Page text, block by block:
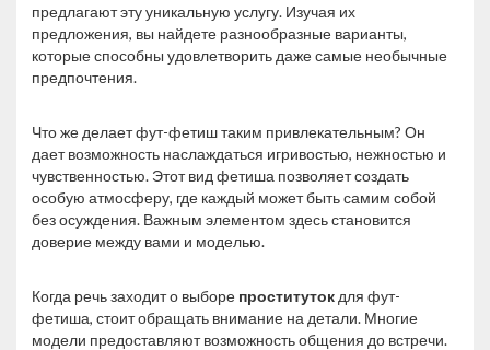
предлагают эту уникальную услугу. Изучая их
предложения, вы найдете разнообразные варианты,
которые способны удовлетворить даже самые необычные
предпочтения.
Что же делает фут-фетиш таким привлекательным? Он
дает возможность наслаждаться игривостью, нежностью и
чувственностью. Этот вид фетиша позволяет создать
особую атмосферу, где каждый может быть самим собой
без осуждения. Важным элементом здесь становится
доверие между вами и моделью.
Когда речь заходит о выборе проституток для фут-
фетиша, стоит обращать внимание на детали. Многие
модели предоставляют возможность общения до встречи.